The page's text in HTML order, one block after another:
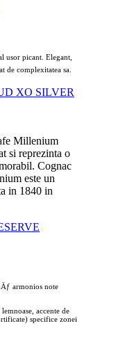
usor picant. Elegant,
de complexitatea sa.
XO SILVER
Millenium
si reprezinta o
Cognac
este un
in 1840 in
armonios note
accente de
specifice zonei